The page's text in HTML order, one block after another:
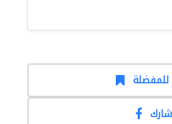
شارك